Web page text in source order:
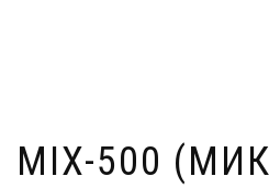
MIX-500